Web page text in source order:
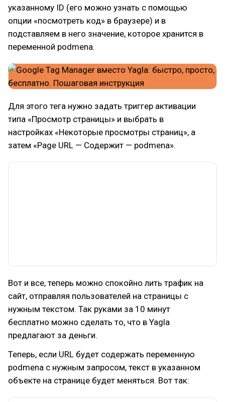
указанному ID (его можно узнать с помощью
опции «посмотреть код» в браузере) и в
подставляем в него значение, которое хранится в
переменной podmena.
Для этого тега нужно задать триггер активации
типа «Просмотр страницы» и выбрать в
настройках «Некоторые просмотры страниц», а
затем «Page URL — Содержит — podmena».
Вот и все, теперь можно спокойно лить трафик на
сайт, отправляя пользователей на страницы с
нужным текстом. Так руками за 10 минут
бесплатно можно сделать то, что в Yagla
предлагают за деньги.
Теперь, если URL будет содержать переменную
podmena с нужным запросом, текст в указанном
объекте на странице будет меняться. Вот так: